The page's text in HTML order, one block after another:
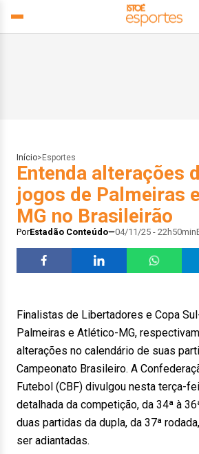
Início> Esportes
Entenda alterações
jogos de Palmeiras
MG no Brasileirão
PorEstadão Conteúdo 04/11/25 - 22h50min
Finalistas de Libertadores e Copa
Palmeiras e Atlético-MG,
alterações no calendário de suas
Campeonato Brasileiro. A
Futebol (CBF) divulgou nesta terça-
detalhada da competição, da 34ª à
duas partidas da dupla, da 37ª
ser adiantadas.